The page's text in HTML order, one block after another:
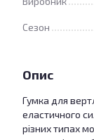
Сезон
Опис
Гумка для
еластичного
різних типах